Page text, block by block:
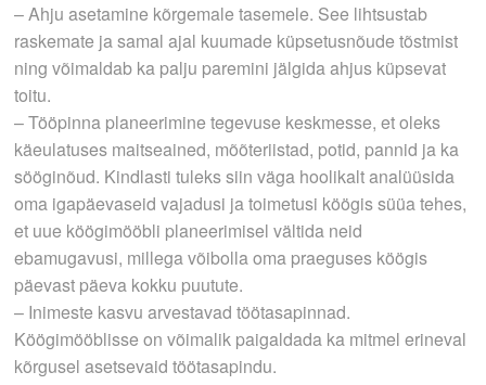
– Ahju asetamine kõrgemale tasemele. See lihtsustab
raskemate ja samal ajal kuumade küpsetusnõude tõstmist
ning võimaldab ka palju paremini jälgida ahjus küpsevat
toitu.
– Tööpinna planeerimine tegevuse keskmesse, et oleks
käeulatuses maitseained, mõõteriistad, potid, pannid ja ka
sööginõud. Kindlasti tuleks siin väga hoolikalt analüüsida
oma igapäevaseid vajadusi ja toimetusi köögis süüa tehes,
et uue köögimööbli planeerimisel vältida neid
ebamugavusi, millega võibolla oma praeguses köögis
päevast päeva kokku puutute.
– Inimeste kasvu arvestavad töötasapinnad.
Köögimööblisse on võimalik paigaldada ka mitmel erineval
kõrgusel asetsevaid töötasapindu.